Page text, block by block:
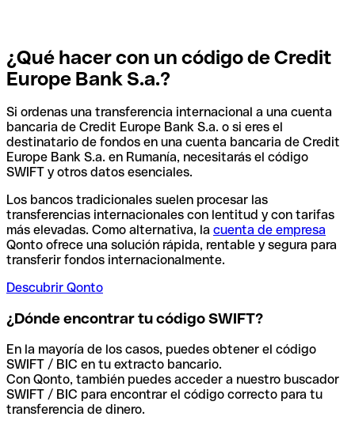
¿Qué hacer con un código de Credit
Europe Bank S.a.?
Si ordenas una transferencia internacional a una cuenta
bancaria de Credit Europe Bank S.a. o si eres el
destinatario de fondos en una cuenta bancaria de Credit
Europe Bank S.a. en Rumanía, necesitarás el código
SWIFT y otros datos esenciales.
Los bancos tradicionales suelen procesar las
transferencias internacionales con lentitud y con tarifas
más elevadas. Como alternativa, la cuenta de empresa
Qonto ofrece una solución rápida, rentable y segura para
transferir fondos internacionalmente.
Descubrir Qonto
¿Dónde encontrar tu código SWIFT?
En la mayoría de los casos, puedes obtener el código
SWIFT / BIC en tu extracto bancario.
Con Qonto, también puedes acceder a nuestro buscador
SWIFT / BIC para encontrar el código correcto para tu
transferencia de dinero.